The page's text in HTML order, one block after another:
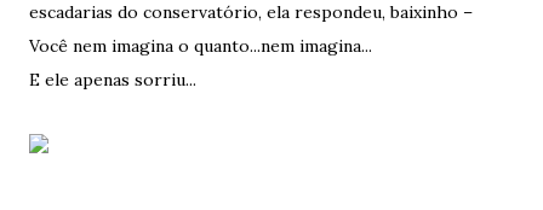
escadarias do conservatório, ela respondeu, baixinho –
Você nem imagina o quanto...nem imagina...
E ele apenas sorriu...